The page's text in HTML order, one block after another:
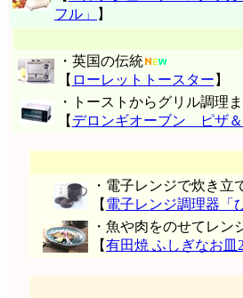
フル」
】
・英国の伝統
【 ローレットトースター 】
・トーストからグリル調理
【 デロンギオーブン ピザ＆
・電子レンジで炊き立
【 電子レンジ調理器「
・魚や肉をのせてレン
【有田焼 ふしぎなお皿